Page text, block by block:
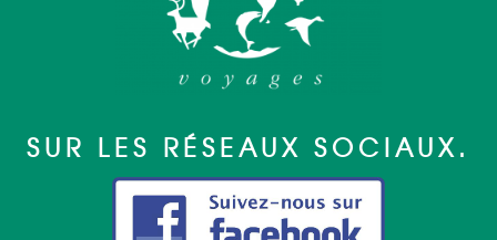
SUR LES RÉSEAUX SOCIAUX.